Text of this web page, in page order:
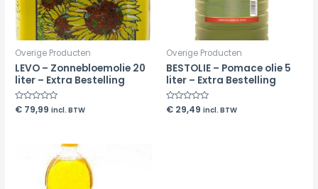
Overige Producten
LEVO – Zonnebloemolie 20
liter – Extra Bestelling
Rated
0
€ 79,99 incl. BTW
Overige Producten
BESTOLIE – Pomace olie 5
liter – Extra Bestelling
Rated
0
€ 29,49 incl. BTW